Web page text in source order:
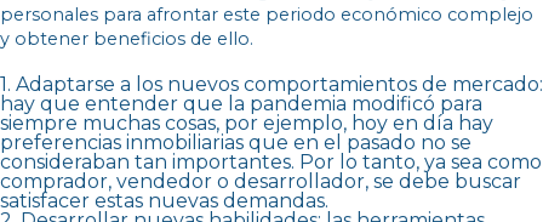
personales para afrontar este periodo económico complejo
y obtener beneficios de ello.
1. Adaptarse a los nuevos comportamientos de mercado:
hay que entender que la pandemia modificó para
siempre muchas cosas, por ejemplo, hoy en día hay
preferencias inmobiliarias que en el pasado no se
consideraban tan importantes. Por lo tanto, ya sea como
comprador, vendedor o desarrollador, se debe buscar
satisfacer estas nuevas demandas.